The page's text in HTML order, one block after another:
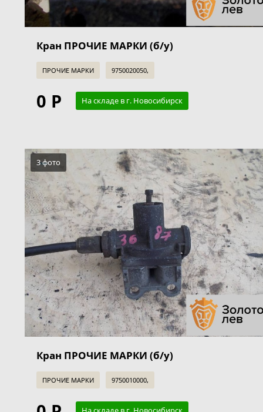
Кран ПРОЧИЕ МАРКИ (б/у)
ПРОЧИЕ МАРКИ 9750020050,
0 Р На складе в г. Новосибирск
3 фото
Кран ПРОЧИЕ МАРКИ (б/у)
ПРОЧИЕ МАРКИ 9750010000,